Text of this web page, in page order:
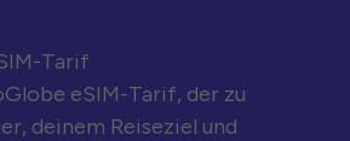
Tarif
eSIM-Tarif, der zu
deinem Reiseziel und